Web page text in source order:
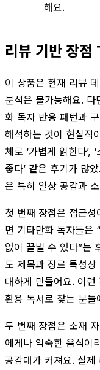
해요.
리뷰 기반 장점
이 상품은 현재 리뷰
분석은 불가능해요.
화 독자 반응 패턴과
해석하는 것이 현실적
체로 ‘가볍게 읽힌다’,
좋다’ 같은 후기가 많
은 특히 일상 공감과
첫 번째 장점은 접근
면 기타만화 독자들은
없이 끝낼 수 있다”는
도 제목과 장르 특성
대하게 만들어요. 이
환용 독서로 찾는 분들
두 번째 장점은 소재
에게나 익숙한 음식이
공감대가 커져요. 실제